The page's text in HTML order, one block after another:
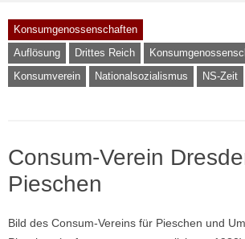
Konsumgenossenschaften
Auflösung
Drittes Reich
Konsumverein
Nationalsozialismus NS-Zeit
Consum-Verein
Pieschen
Bild des Consum-Vereins für Pieschen und